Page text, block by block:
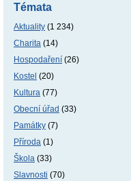
Témata
Aktuality (1 234)
Charita (14)
Hospodaření (26)
Kostel (20)
Kultura (77)
Obecní úřad (33)
Památky (7)
Příroda (1)
Škola (33)
Slavnosti (70)